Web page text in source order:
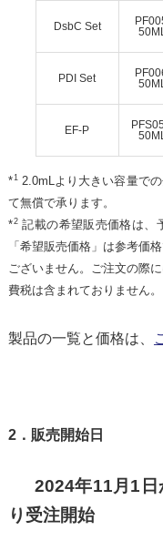
DsbC Set
PDI Set
EF-P
*12.0mLより大きい容量で
て無償で承ります。
*2記載の希望販売価格は、
「希望販売価格」は参考価
ございません。ご注文の際
費税は含まれておりません。
製品の一覧と価格は、
2．販売開始日
2024年11月1日
り受注開始